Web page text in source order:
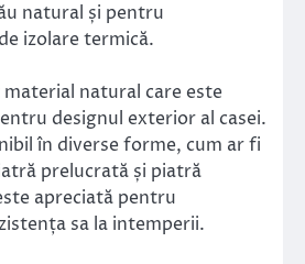
natural și pentru
izolare termică.
natural care este
designul exterior al casei.
în diverse forme, cum ar fi
prelucrată și piatră
apreciată pentru
sa la intemperii.